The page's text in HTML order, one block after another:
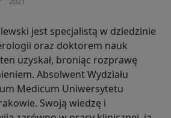
jest specjalistą w dziedzinie
oraz doktorem nauk
uzyskał, broniąc rozprawę
Absolwent Wydziału
Medicum Uniwersytetu
Swoją wiedzę i